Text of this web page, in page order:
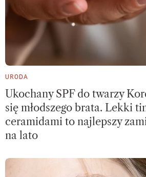
URODA
Ukochany SPF do twarzy
się młodszego brata. Lekki
ceramidami to najlepszy
na lato